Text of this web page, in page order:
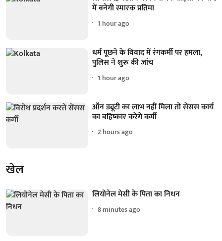
में बनेगी स्मारक प्रतिमा
1 hour ago
धर्म पूछने के विवाद में रंगकर्मी पर हमला,
पुलिस ने शुरू की जांच
1 hour ago
ऑन ड्यूटी का लाभ नहीं मिला तो सेंसस कार्य
का बहिष्कार करेंगे कर्मी
2 hours ago
खेल
लियोनेल मेसी के पिता का निधन
8 minutes ago